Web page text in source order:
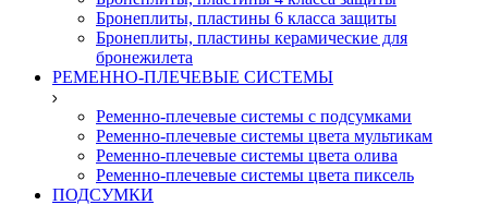
Бронеплиты, пластины 6 класса защиты
Бронеплиты, пластины керамические для
бронежилета
РЕМЕННО-ПЛЕЧЕВЫЕ СИСТЕМЫ
Ременно-плечевые системы с подсумками
Ременно-плечевые системы цвета мультикам
Ременно-плечевые системы цвета олива
Ременно-плечевые системы цвета пиксель
ПОДСУМКИ